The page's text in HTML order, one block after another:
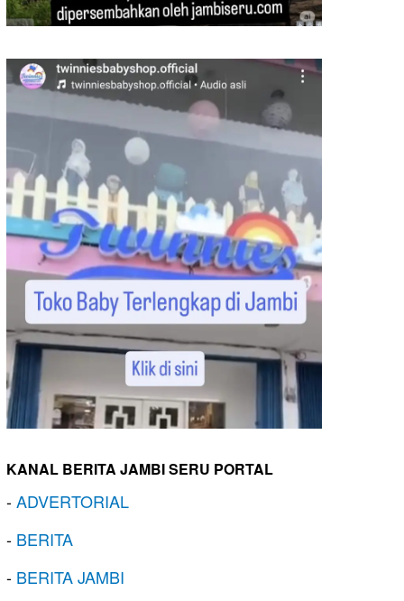
KANAL BERITA JAMBI SERU PORTAL
-ADVERTORIAL
- BERITA
- BERITA JAMBI